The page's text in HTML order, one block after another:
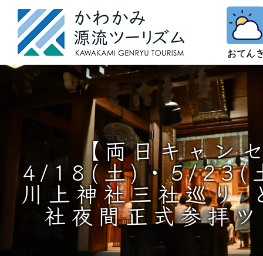
【両日キャン
4/18(土)・5/23(
川上神社三社巡り
社夜間正式参拝